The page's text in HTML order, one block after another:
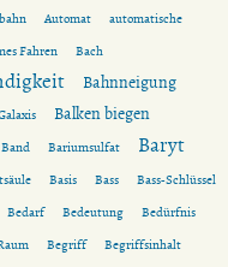
Automat
automatische
Fahren Bach
Bahnneigung
Balken biegen
Band Bariumsulfat Baryt
Basis Bass
Bass-Schlüssel
Bedarf Bedeutung
Bedürfnis
Begriff
Begriffsinhalt